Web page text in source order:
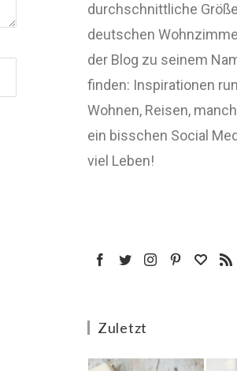
durchschnittliche
deutschen
der Blog zu seinem
finden: Inspirationen
Wohnen, Reisen,
ein bisschen Social
viel Leben!
Zuletzt